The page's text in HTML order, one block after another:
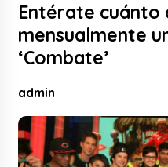
Entérate cuánto
mensualmente
‘Combate’
admin